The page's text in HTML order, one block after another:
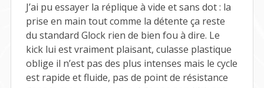
J’ai pu essayer la réplique à vide et sans dot : la
prise en main tout comme la détente ça reste
du standard Glock rien de bien fou à dire. Le
kick lui est vraiment plaisant, culasse plastique
oblige il n’est pas des plus intenses mais le cycle
est rapide et fluide, pas de point de résistance